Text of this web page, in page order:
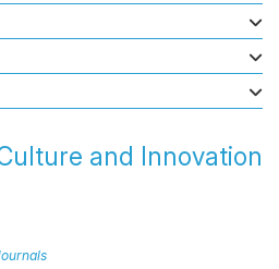
and Innovation